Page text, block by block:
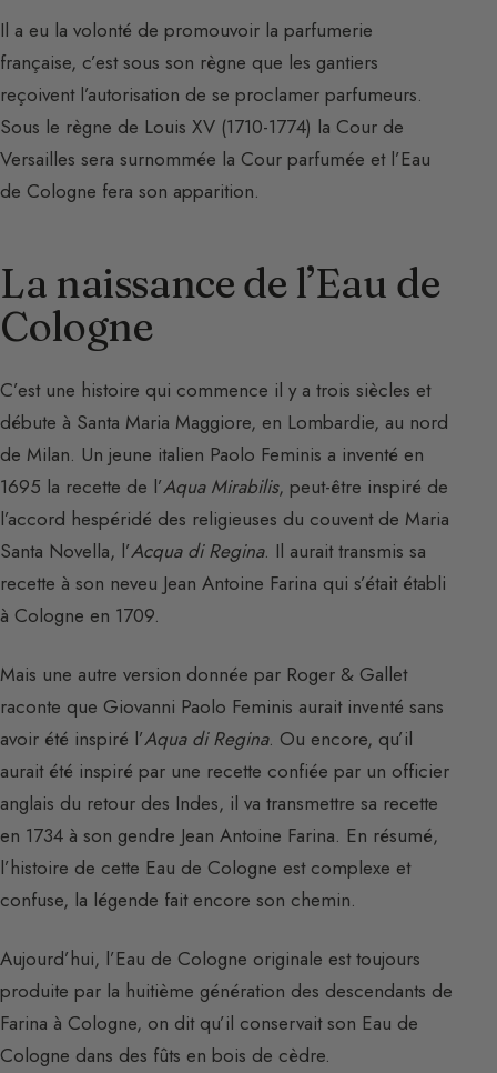
Il a eu la volonté de promouvoir la parfumerie
française, c’est sous son règne que les gantiers
reçoivent l’autorisation de se proclamer parfumeurs.
Sous le règne de Louis XV (1710-1774) la Cour de
Versailles sera surnommée la Cour parfumée et l’Eau
de Cologne fera son apparition.
La naissance de l’Eau de
Cologne
C’est une histoire qui commence il y a trois siècles et
débute à Santa Maria Maggiore, en Lombardie, au nord
de Milan. Un jeune italien Paolo Feminis a inventé en
1695 la recette de l’Aqua Mirabilis, peut-être inspiré de
l’accord hespéridé des religieuses du couvent de Maria
Santa Novella, l’Acqua di Regina. Il aurait transmis sa
recette à son neveu Jean Antoine Farina qui s’était établi
à Cologne en 1709.
Mais une autre version donnée par Roger & Gallet
raconte que Giovanni Paolo Feminis aurait inventé sans
avoir été inspiré l’Aqua di Regina. Ou encore, qu’il
aurait été inspiré par une recette confiée par un officier
anglais du retour des Indes, il va transmettre sa recette
en 1734 à son gendre Jean Antoine Farina. En résumé,
l’histoire de cette Eau de Cologne est complexe et
confuse, la légende fait encore son chemin.
Aujourd’hui, l’Eau de Cologne originale est toujours
produite par la huitième génération des descendants de
Farina à Cologne, on dit qu’il conservait son Eau de
Cologne dans des fûts en bois de cèdre.